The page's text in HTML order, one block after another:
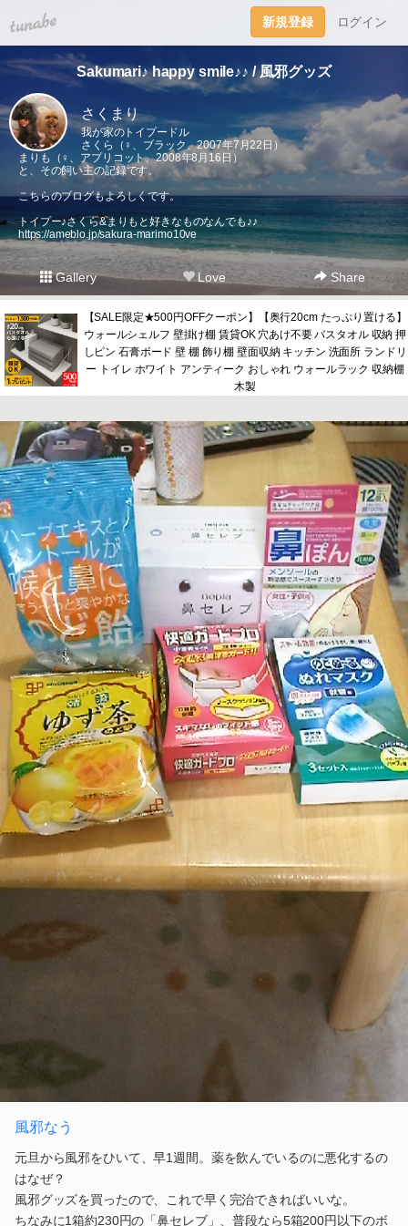
tuna.be 新規登録 ログイン
Sakumari♪ happy smile♪♪ / 風邪グッズ
さくまり
我が家のトイプードル
さくら（♀、ブラック、2007年7月22日）
まりも（♀、アプリコット、2008年8月16日）
と、その飼い主の記録です。
こちらのブログもよろしくです。
トイプー♪さくら&まりもと好きなものなんでも♪♪
https://ameblo.jp/sakura-marimo10ve
Gallery Love Share
【SALE限定★500円OFFクーポン】【奥行20cm たっぷり置ける】
ウォールシェルフ 壁掛け棚 賃貸OK 穴あけ不要 バスタオル 収納 押
しピン 石膏ボード 壁 棚 飾り棚 壁面収納 キッチン 洗面所 ランドリ
ー トイレ ホワイト アンティーク おしゃれ ウォールラック 収納棚
木製
風邪なう
元旦から風邪をひいて、早1週間。薬を飲んでいるのに悪化するの
はなぜ？
風邪グッズを買ったので、これで早く完治できればいいな。
ちなみに1箱約230円の「鼻セレブ」、普段なら5箱200円以下のボ